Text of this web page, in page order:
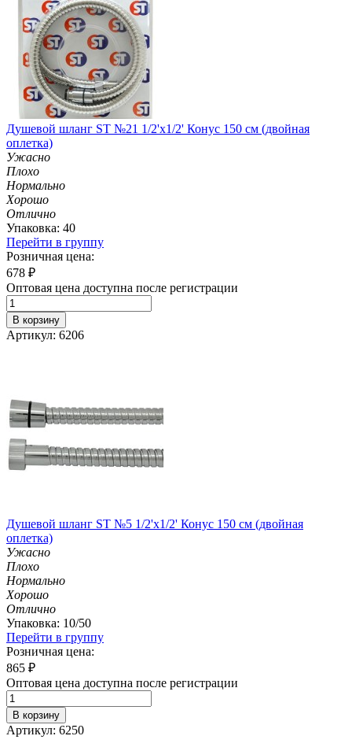
Душевой шланг ST №21 1/2'х1/2' Конус 150 см (двойная
оплетка)
Ужасно
Плохо
Нормально
Хорошо
Отлично
Упаковка: 40
Перейти в группу
Розничная цена:
678 ₽
Оптовая цена доступна после регистрации
В корзину
Артикул: 6206
Душевой шланг ST №5 1/2'х1/2' Конус 150 см (двойная
оплетка)
Ужасно
Плохо
Нормально
Хорошо
Отлично
Упаковка: 10/50
Перейти в группу
Розничная цена:
865 ₽
Оптовая цена доступна после регистрации
В корзину
Артикул: 6250